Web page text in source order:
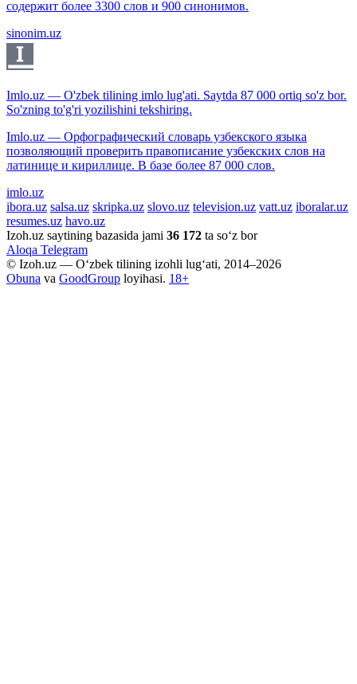
содержит более 3300 слов и 900 синонимов.
sinonim.uz
Imlo.uz — O'zbek tilining imlo lug'ati. Saytda 87 000 ortiq so'z bor.
So'zning to'g'ri yozilishini tekshiring.
Imlo.uz — Орфографический словарь узбекского языка
позволяющий проверить правописание узбекских слов на
латинице и кириллице. В базе более 87 000 слов.
imlo.uz
ibora.uz salsa.uz skripka.uz slovo.uz television.uz vatt.uz iboralar.uz
resumes.uz havo.uz
Izoh.uz saytining bazasida jami 36 172 ta so‘z bor
Aloqa Telegram
© Izoh.uz — O‘zbek tilining izohli lug‘ati, 2014–2026
Obuna va GoodGroup loyihasi. 18+